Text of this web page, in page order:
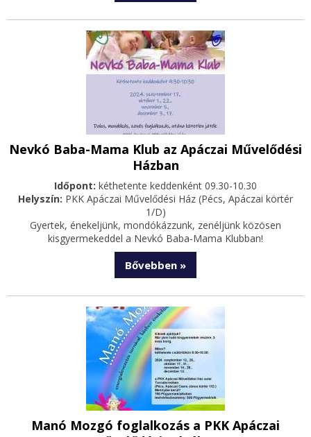
Nevkó Baba-Mama Klub az Apáczai Művelődési
Házban
Időpont: kéthetente keddenként 09.30-10.30
Helyszín: PKK Apáczai Művelődési Ház (Pécs, Apáczai körtér
1/D)
Gyertek, énekeljünk, mondókázzunk, zenéljünk közösen
kisgyermekeddel a Nevkó Baba-Mama Klubban!
Bővebben »
Manó Mozgó foglalkozás a PKK Apáczai